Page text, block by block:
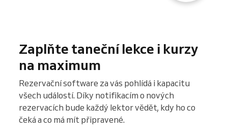
Zaplňte taneční lekce i kurzy
na maximum
Rezervační software za vás pohlídá i kapacitu
všech událostí. Díky notifikacím o nových
rezervacích bude každý lektor vědět, kdy ho co
čeká a co má mít připravené.